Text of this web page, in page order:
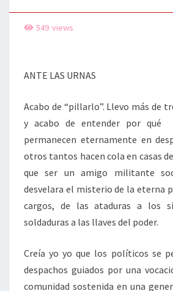
549 views
ANTE LAS URNAS
Acabo de “pillarlo”. Llevo más de
y acabo de entender por qué
permanecen eternamente en
otros tantos hacen cola en casas
que ser un amigo militante
desvelara el misterio de la eterna
cargos, de las ataduras a los
soldaduras a las llaves del poder.
Creía yo yo que los políticos se
despachos guiados por una
comunidad sostenida en una